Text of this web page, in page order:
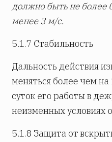
должно быть не более
менее 3 м/с.
5.1.7 Стабильность
Дальность действия
меняться более чем
суток его работы в
неизменных
5.1.8 Защита от